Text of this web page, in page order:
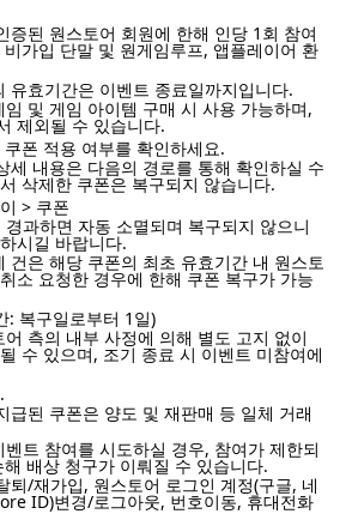
증된 원스토어 회원에 한해 인당 1회 참여
가입 단말 및 원게임루프, 앱플레이어 환
유효기간은 이벤트 종료일까지입니다.
및 게임 아이템 구매 시 사용 가능하며,
제외될 수 있습니다.
폰 적용 여부를 확인하세요.
세 내용은 다음의 경로를 통해 확인하실 수
삭제한 쿠폰은 복구되지 않습니다.
> 쿠폰
과하면 자동 소멸되며 복구되지 않으니
시길 바랍니다.
건은 해당 쿠폰의 최초 유효기간 내 원스토
소 요청한 경우에 한해 쿠폰 복구가 가능
: 복구일로부터 1일)
측의 내부 사정에 의해 별도 고지 없이
수 있으며, 조기 종료 시 이벤트 미참여에
급된 쿠폰은 양도 및 재판매 등 일체 거래
트 참여를 시도하실 경우, 참여가 제한되
배상 청구가 이뤄질 수 있습니다.
퇴/재가입, 원스토어 로그인 계정(구글, 네
ID)변경/로그아웃, 번호이동, 휴대전화